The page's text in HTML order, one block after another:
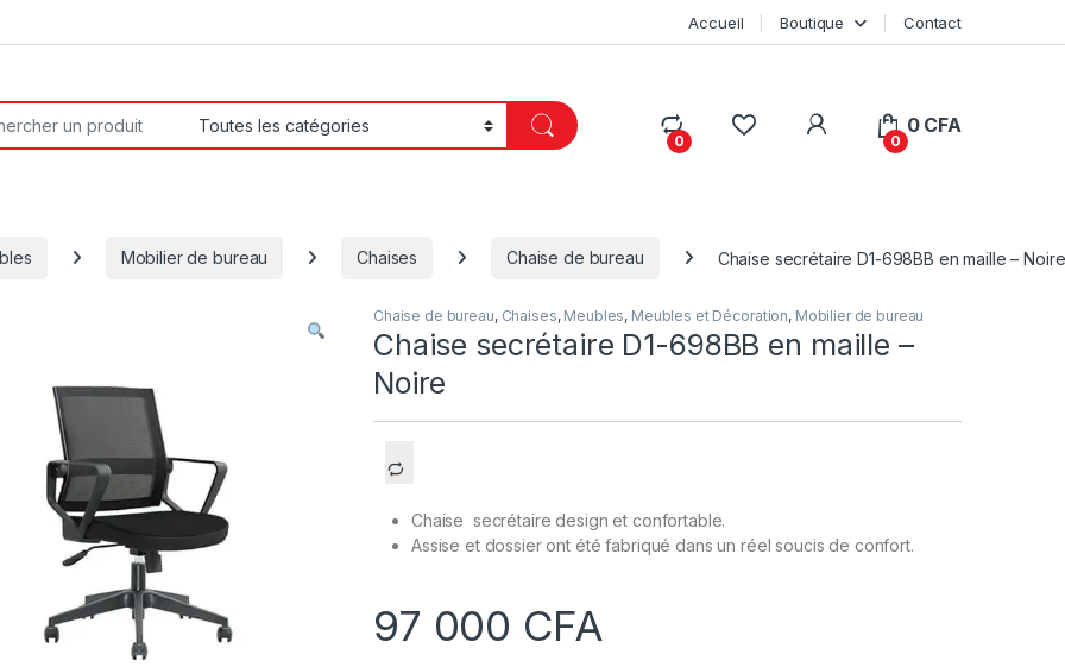
Accueil Boutique Contact
0
My Account
0
0 CFA
Mobilier de bureau Chaises Chaise de bureau Chaise secrétaire D1-698BB en maille – Noire
Chaise de bureau, Chaises, Meubles, Meubles et Décoration, Mobilier de bureau
Chaise secrétaire D1-698BB en maille –
Noire
Chaise secrétaire design et confortable.
Assise et dossier ont été fabriqué dans un réel soucis de confort.
97 000 CFA